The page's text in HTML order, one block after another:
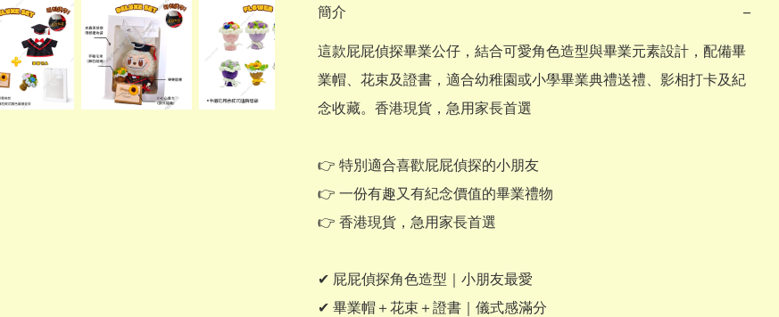
簡介 −
這款屁屁偵探畢業公仔，結合可愛角色造型與畢業元素設計，配備畢
業帽、花束及證書，適合幼稚園或小學畢業典禮送禮、影相打卡及紀
念收藏。香港現貨，急用家長首選
👉 特別適合喜歡屁屁偵探的小朋友
👉 一份有趣又有紀念價值的畢業禮物
👉 香港現貨，急用家長首選
✔ 屁屁偵探角色造型｜小朋友最愛
✔ 畢業帽＋花束＋證書｜儀式感滿分